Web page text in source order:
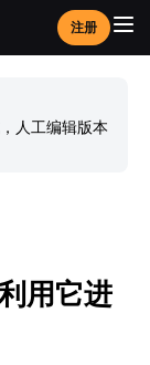
注册
人工编辑版本
用它进